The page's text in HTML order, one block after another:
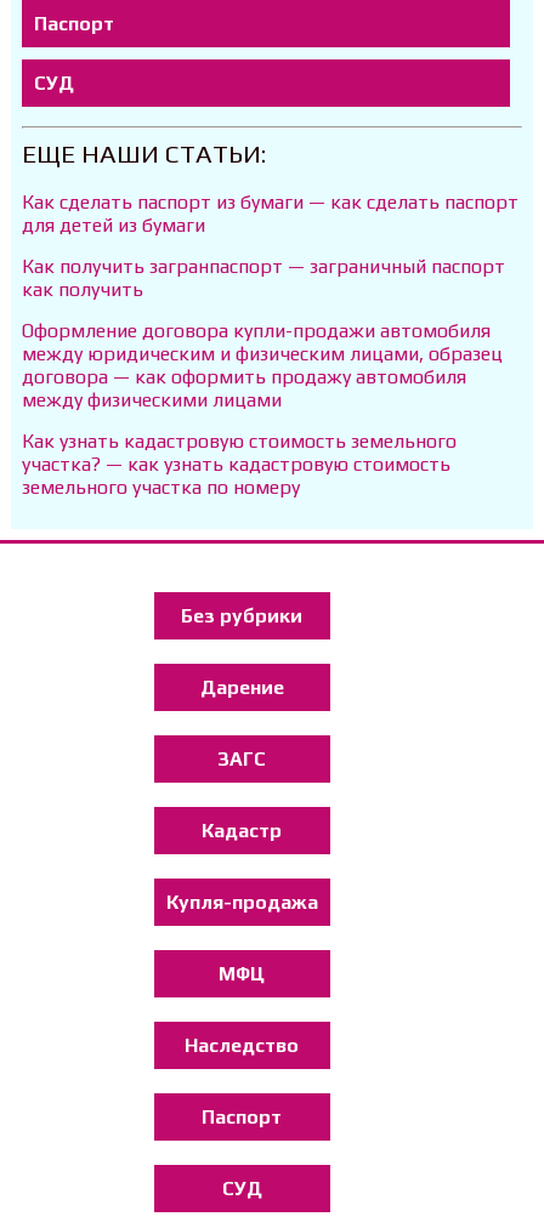
Паспорт
СУД
ЕЩЕ НАШИ СТАТЬИ:
Как сделать паспорт из бумаги — как сделать паспорт
для детей из бумаги
Как получить загранпаспорт — заграничный паспорт
как получить
Оформление договора купли-продажи автомобиля
между юридическим и физическим лицами, образец
договора — как оформить продажу автомобиля
между физическими лицами
Как узнать кадастровую стоимость земельного
участка? — как узнать кадастровую стоимость
земельного участка по номеру
Без рубрики
Дарение
ЗАГС
Кадастр
Купля-продажа
МФЦ
Наследство
Паспорт
СУД